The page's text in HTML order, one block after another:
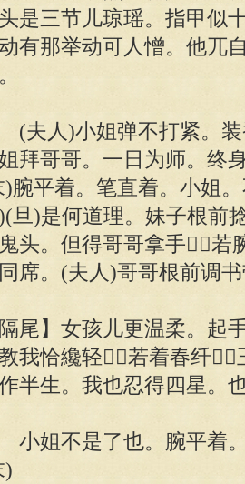
是三节儿琼瑶。指甲似
有那举动可人憎。他兀
人)小姐弹不打紧。装
拜哥哥。一日为师。终
)腕平着。笔直着。小姐
旦)是何道理。妹子根前
头。但得哥哥拿手若
席。(夫人)哥哥根前调
隔尾】女孩儿更温柔。起
我恰纔轻若着春纤
半生。我也忍得四星。
姐不是了也。腕平着。
)